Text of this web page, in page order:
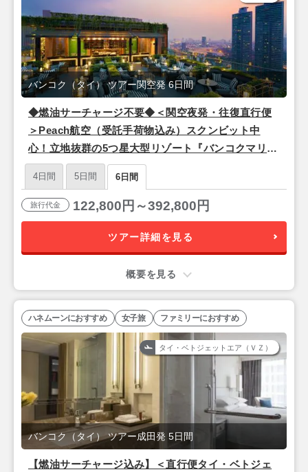
◆燃油サーチャージ不要◆＜関空夜発・往復直行便
＞Peach航空（受託手荷物込み）スクンビット中
心！立地抜群の5つ星大型リゾート『バンコクマリオ
ットマーキスクイーンズパーク』バンコク4泊6日
バンコク（タイ） ツアー関空発 6日間
4日間 5日間 6日間
旅行代金 122,800円～392,800円
ツアー詳細を見る
概要を見る
【燃油サーチャージ込み】＜直行便タイ・ベトジェ
バンコク（タイ） ツアー成田発 5日間
タイ・ベトジェットエア（ＶＺ）
ハネムーンにおすすめ 女子旅 ファミリーにおすすめ